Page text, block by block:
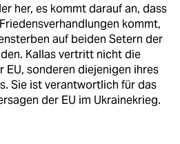
her, es kommt darauf an, dass
kommt,
auf beiden Setern der
Kallas vertritt nicht die
EU, sonderen diejenigen ihres
Sie ist verantwortlich für das
der EU im Ukrainekrieg.